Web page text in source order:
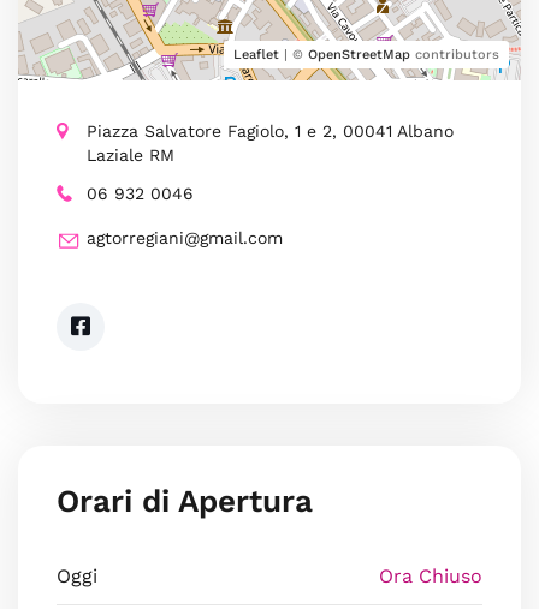
Leaflet | © OpenStreetMap contributors
Piazza Salvatore Fagiolo, 1 e 2, 00041 Albano
Laziale RM
06 932 0046
agtorregiani@gmail.com
Orari di Apertura
Oggi Ora Chiuso